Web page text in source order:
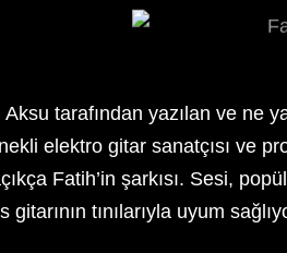
Aksu tarafından yazılan ve
elektro gitar sanatçısı
Fatih’in şarkısı. Sesi,
tınılarıyla uyum